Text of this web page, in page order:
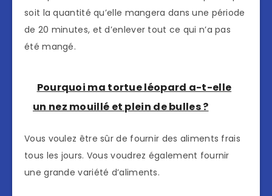
soit la quantité qu’elle mangera dans une période
de 20 minutes, et d’enlever tout ce qui n’a pas
été mangé.
Pourquoi ma tortue léopard a-t-elle
un nez mouillé et plein de bulles ?
Vous voulez être sûr de fournir des aliments frais
tous les jours. Vous voudrez également fournir
une grande variété d’aliments.